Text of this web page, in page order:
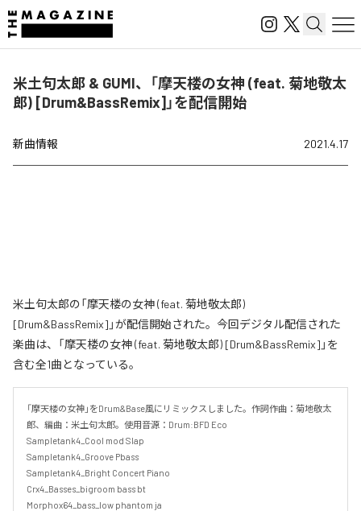
米土句太郎 & GUMI、「摩天楼の女神 (feat. 菊地敬太
郎) [Drum&BassRemix]」を配信開始
新曲情報 2021.4.17
米土句太郎の「摩天楼の女神 (feat. 菊地敬太郎)
[Drum&BassRemix]」が配信開始された。今回デジタル配信された
楽曲は、「摩天楼の女神 (feat. 菊地敬太郎) [Drum&BassRemix]」を
含む全1曲となっている。
「摩天楼の女神」をDrum&Base風にリミックスしました。作詞作曲：菊地敬太
郎、編曲：米土句太郎。使用音源：Drum:BFD Eco
Sampletank4_Cool mod Slap
Sampletank4_Groove Pbass
Sampletank4_Bright Concert Piano
Crx4_Basses_bigroom bass bt
Morphox64_bass_low phantom ja